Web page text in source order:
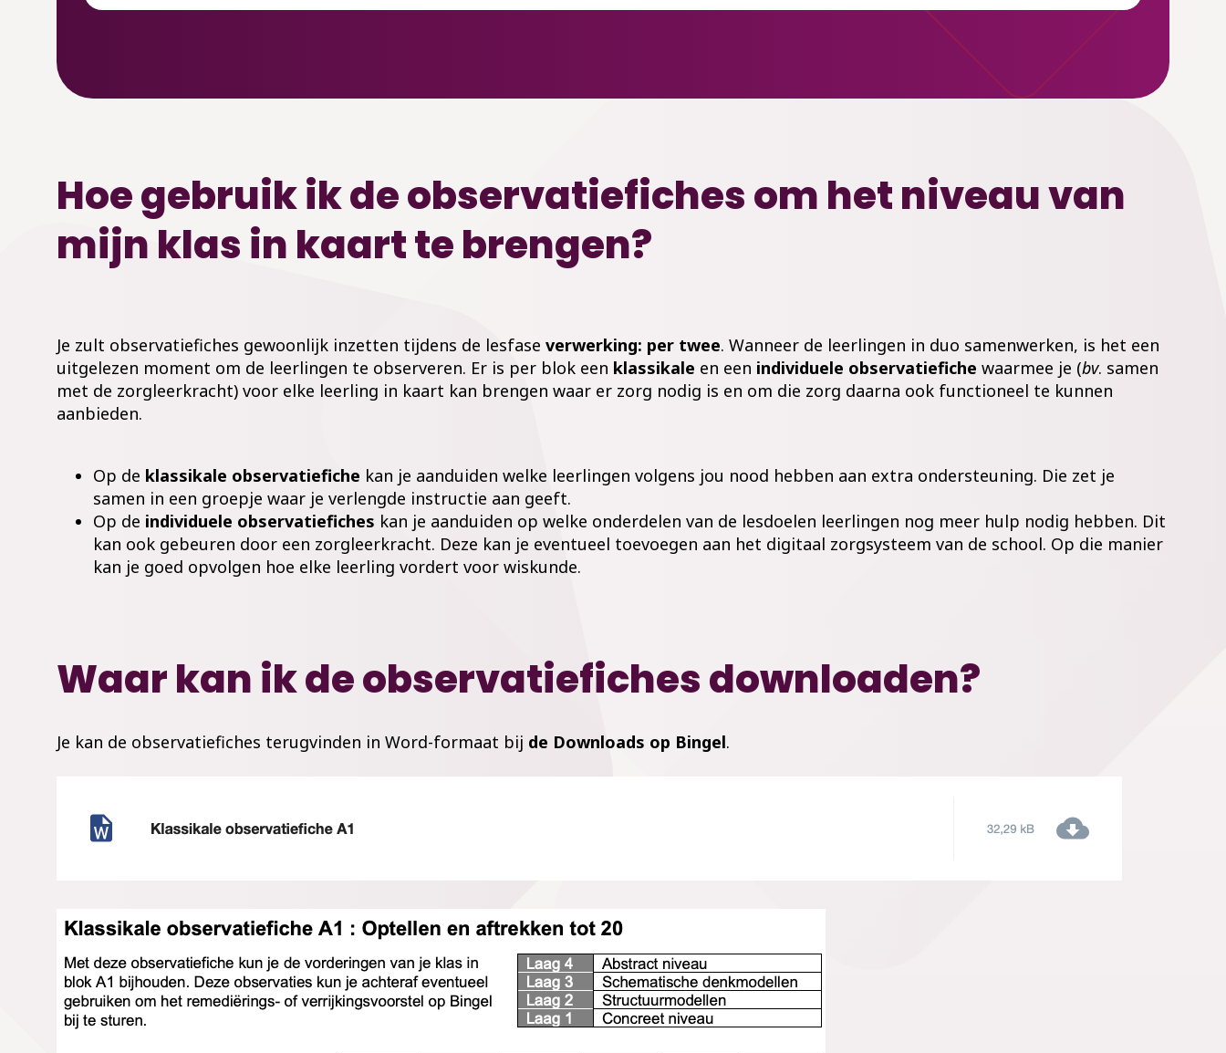
Hoe gebruik ik de observatiefiches om het niveau van
mijn klas in kaart te brengen?
Je zult observatiefiches gewoonlijk inzetten tijdens de lesfase verwerking: per twee. Wanneer de leerlingen in duo samenwerken, is het een
uitgelezen moment om de leerlingen te observeren. Er is per blok een klassikale en een individuele observatiefiche waarmee je (bv. samen
met de zorgleerkracht) voor elke leerling in kaart kan brengen waar er zorg nodig is en om die zorg daarna ook functioneel te kunnen
aanbieden.
Op de klassikale observatiefiche kan je aanduiden welke leerlingen volgens jou nood hebben aan extra ondersteuning. Die zet je
samen in een groepje waar je verlengde instructie aan geeft.
Op de individuele observatiefiches kan je aanduiden op welke onderdelen van de lesdoelen leerlingen nog meer hulp nodig hebben. Dit
kan ook gebeuren door een zorgleerkracht. Deze kan je eventueel toevoegen aan het digitaal zorgsysteem van de school. Op die manier
kan je goed opvolgen hoe elke leerling vordert voor wiskunde.
Waar kan ik de observatiefiches downloaden?
Je kan de observatiefiches terugvinden in Word-formaat bij de Downloads op Bingel.